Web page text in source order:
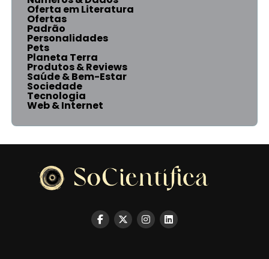
Oferta em Literatura
Ofertas
Padrão
Personalidades
Pets
Planeta Terra
Produtos & Reviews
Saúde & Bem-Estar
Sociedade
Tecnologia
Web & Internet